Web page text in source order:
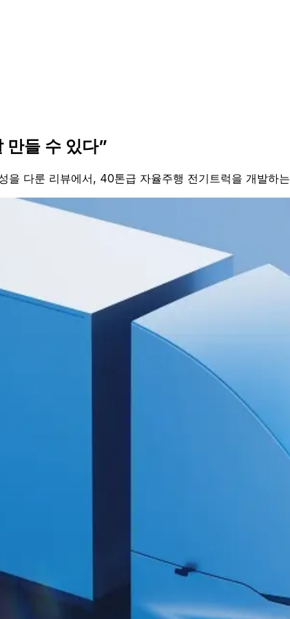
만들 수 있다”
을 다룬 리뷰에서, 40톤급 자율주행 전기트럭을 개발하는